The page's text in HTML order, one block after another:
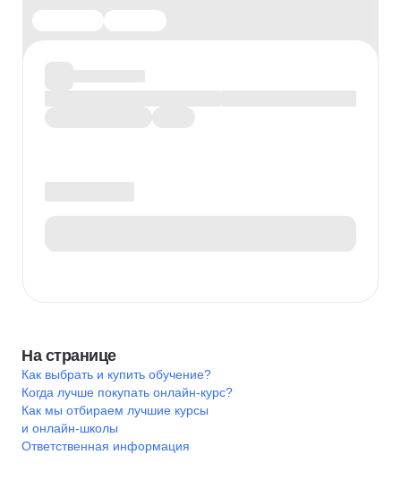
На странице
Как выбрать и купить обучение?
Когда лучше покупать онлайн-курс?
Как мы отбираем лучшие курсы
и онлайн-школы
Ответственная информация